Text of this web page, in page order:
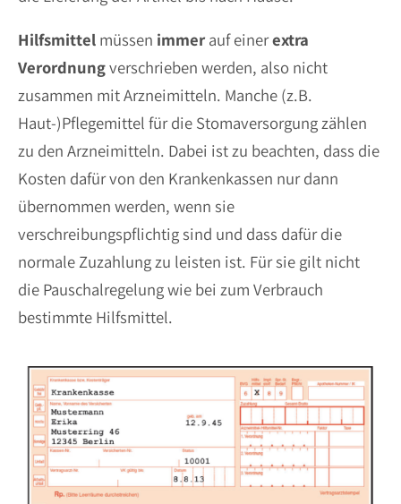
Hilfsmittel müssen immerauf einerextra
Verordnungverschrieben werden, also nicht
zusammen mit Arzneimitteln. Manche (z.B.
Haut-)Pflegemittel für die Stomaversorgung zählen
zu den Arzneimitteln. Dabei ist zu beachten, dass die
Kosten dafür von den Krankenkassen nur dann
übernommen werden, wenn sie
verschreibungspflichtig sind und dass dafür die
normale Zuzahlung zu leisten ist. Für sie gilt nicht
die Pauschalregelung wie bei zum Verbrauch
bestimmte Hilfsmittel.